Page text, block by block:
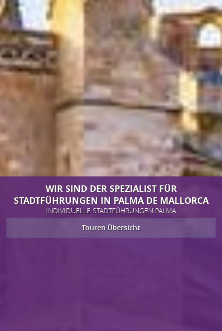
WIR SIND DER SPEZIALIST FÜR
STADTFÜHRUNGEN IN PALMA DE MALLORCA
INDIVIDUELLE STADTFÜHRUNGEN PALMA
Touren Übersicht